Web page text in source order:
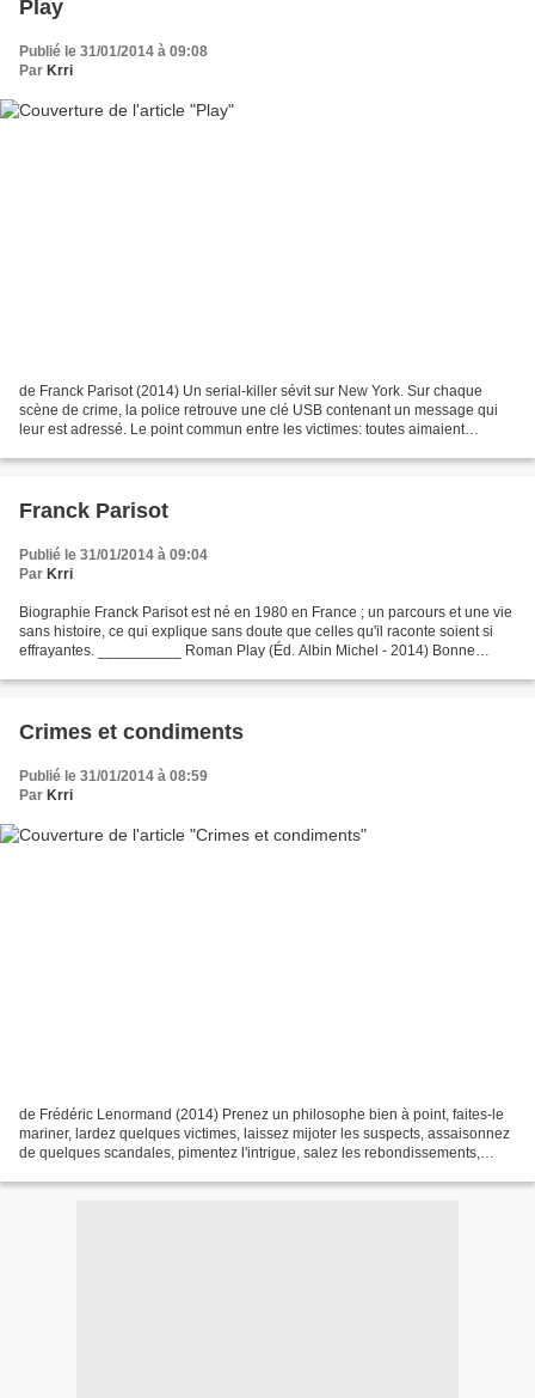
Play
Publié le 31/01/2014 à 09:08
Par Krri
de Franck Parisot (2014) Un serial-killer sévit sur New York. Sur chaque
scène de crime, la police retrouve une clé USB contenant un message qui
leur est adressé. Le point commun entre les victimes: toutes aimaient
Franck Parisot
Publié le 31/01/2014 à 09:04
Par Krri
Biographie Franck Parisot est né en 1980 en France ; un parcours et une vie
sans histoire, ce qui explique sans doute que celles qu'il raconte soient si
effrayantes. __________ Roman Play (Éd. Albin Michel - 2014) Bonne
Crimes et condiments
Publié le 31/01/2014 à 08:59
Par Krri
de Frédéric Lenormand (2014) Prenez un philosophe bien à point, faites-le
mariner, lardez quelques victimes, laissez mijoter les suspects, assaisonnez
de quelques scandales, pimentez l'intrigue, salez les rebondissements,